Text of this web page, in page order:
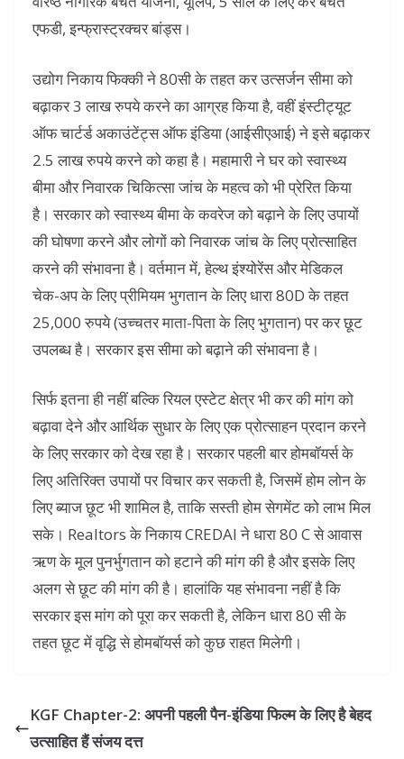
एफडी, इन्फ्रास्ट्रक्चर बांड्स।
उद्योग निकाय फिक्की ने 80सी के तहत कर उत्सर्जन सीमा को
बढ़ाकर 3 लाख रुपये करने का आग्रह किया है, वहीं इंस्टीट्यूट
ऑफ चार्टर्ड अकाउंटेंट्स ऑफ इंडिया (आईसीएआई) ने इसे बढ़ाकर
2.5 लाख रुपये करने को कहा है। महामारी ने घर को स्वास्थ्य
बीमा और निवारक चिकित्सा जांच के महत्व को भी प्रेरित किया
है। सरकार को स्वास्थ्य बीमा के कवरेज को बढ़ाने के लिए उपायों
की घोषणा करने और लोगों को निवारक जांच के लिए प्रोत्साहित
करने की संभावना है। वर्तमान में, हेल्थ इंश्योरेंस और मेडिकल
चेक-अप के लिए प्रीमियम भुगतान के लिए धारा 80D के तहत
25,000 रुपये (उच्चतर माता-पिता के लिए भुगतान) पर कर छूट
उपलब्ध है। सरकार इस सीमा को बढ़ाने की संभावना है।
सिर्फ इतना ही नहीं बल्कि रियल एस्टेट क्षेत्र भी कर की मांग को
बढ़ावा देने और आर्थिक सुधार के लिए एक प्रोत्साहन प्रदान करने
के लिए सरकार को देख रहा है। सरकार पहली बार होमबॉयर्स के
लिए अतिरिक्त उपायों पर विचार कर सकती है, जिसमें होम लोन के
लिए ब्याज छूट भी शामिल है, ताकि सस्ती होम सेगमेंट को लाभ मिल
सके। Realtors के निकाय CREDAI ने धारा 80 C से आवास
ऋण के मूल पुनर्भुगतान को हटाने की मांग की है और इसके लिए
अलग से छूट की मांग की है। हालांकि यह संभावना नहीं है कि
सरकार इस मांग को पूरा कर सकती है, लेकिन धारा 80 सी के
तहत छूट में वृद्धि से होमबॉयर्स को कुछ राहत मिलेगी।
KGF Chapter-2: अपनी पहली पैन-इंडिया फिल्म के लिए है बेहद
उत्साहित हैं संजय दत्त